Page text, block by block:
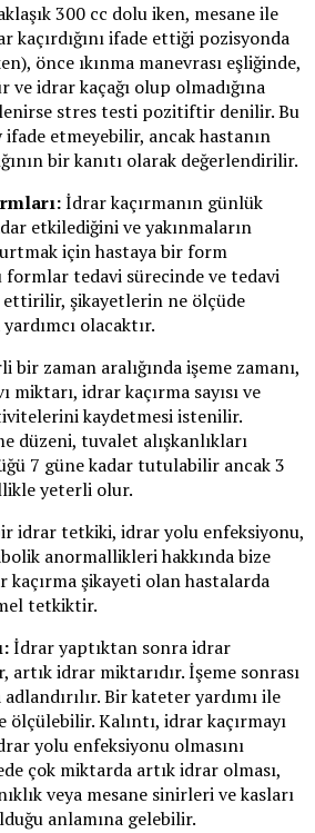
300 cc dolu iken, mesane ile
kaçırdığını ifade ettiği pozisyonda
önce ıkınma manevrası eşliğinde,
idrar kaçağı olup olmadığına
stres testi pozitiftir denilir. Bu
etmeyebilir, ancak hastanın
bir kanıtı olarak değerlendirilir.
İdrar kaçırmanın günlük
etkilediğini ve yakınmaların
için hastaya bir form
formlar tedavi sürecinde ve tedavi
şikayetlerin ne ölçüde
olacaktır.
bir zaman aralığında işeme zamanı,
miktarı, idrar kaçırma sayısı ve
kaydetmesi istenilir.
düzeni, tuvalet alışkanlıkları
7 güne kadar tutulabilir ancak 3
yeterli olur.
idrar tetkiki, idrar yolu enfeksiyonu,
anormallikleri hakkında bize
kaçırma şikayeti olan hastalarda
tetkiktir.
İdrar yaptıktan sonra idrar
artık idrar miktarıdır. İşeme sonrası
Bir kateter yardımı ile
Kalıntı, idrar kaçırmayı
yolu enfeksiyonu olmasını
çok miktarda artık idrar olması,
veya mesane sinirleri ve kasları
anlamına gelebilir.